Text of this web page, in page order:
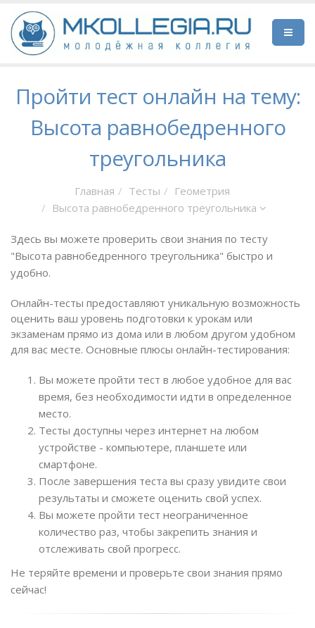
Пройти тест онлайн на тему:
Высота равнобедренного
треугольника
Главная Тесты
Геометрия
Высота равнобедренного треугольника
Здесь вы можете проверить свои знания по тесту
"Высота равнобедренного треугольника" быстро и
удобно.
Онлайн-тесты предоставляют уникальную возможность
оценить ваш уровень подготовки к урокам или
экзаменам прямо из дома или в любом другом удобном
для вас месте. Основные плюсы онлайн-тестирования:
Вы можете пройти тест в любое удобное для вас
время, без необходимости идти в определенное
место.
Тесты доступны через интернет на любом
устройстве - компьютере, планшете или
смартфоне.
После завершения теста вы сразу увидите свои
результаты и сможете оценить свой успех.
Вы можете пройти тест неограниченное
количество раз, чтобы закрепить знания и
отслеживать свой прогресс.
Не теряйте времени и проверьте свои знания прямо
сейчас!